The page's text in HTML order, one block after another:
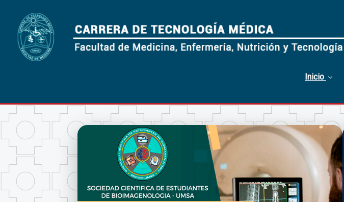
Inicio